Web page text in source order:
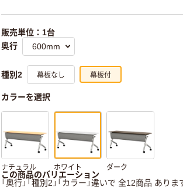
販売単位：1台
奥行
種別2 幕板なし 幕板付
カラーを選択
ナチュラル ホワイト ダーク
この商品のバリエーション
「奥行」「種別2」「カラー」違いで 全12商品 ありま